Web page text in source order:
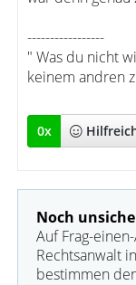
-----------------
" Was du nicht
keinem andren
0x
Noch
Auf Frag-
Rechtsanwalt
bestimmen